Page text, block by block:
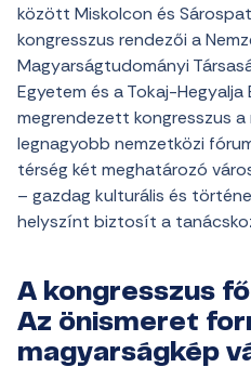
között Miskolcon és
kongresszus rendezői a
Magyarságtudományi
Egyetem és a Tokaj-
megrendezett kongresszus
legnagyobb nemzetközi
térség két meghatározó
– gazdag kulturális és
helyszínt biztosít a
A kongresszus
Az önismeret
magyarságkép